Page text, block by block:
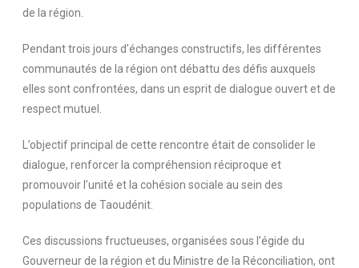
de la région.
Pendant trois jours d’échanges constructifs, les différentes
communautés de la région ont débattu des défis auxquels
elles sont confrontées, dans un esprit de dialogue ouvert et de
respect mutuel.
L’objectif principal de cette rencontre était de consolider le
dialogue, renforcer la compréhension réciproque et
promouvoir l’unité et la cohésion sociale au sein des
populations de Taoudénit.
Ces discussions fructueuses, organisées sous l’égide du
Gouverneur de la région et du Ministre de la Réconciliation, ont